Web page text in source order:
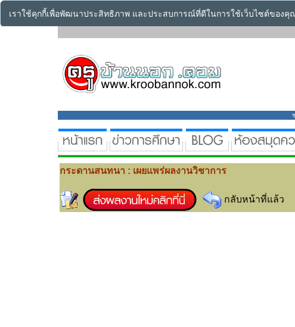
เราใช้คุกกี้เพื่อพัฒนาประสิทธิภาพ และประสบการณ์ที่ดีในการใช้เว็บไซต์ของคุ
กระดานสนทนา : เผยแพร่ผลงานวิชาการ
กลับหน้าที่แล้ว